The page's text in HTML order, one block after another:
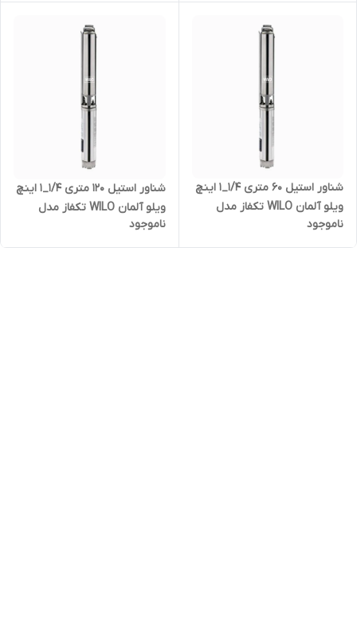
شناور استیل ۶۰ متری ۱/۴_۱ اینچ
ویلو آلمان WILO تکفاز مدل
فاز
ناموجود
شناور استیل ۱۲۰ متری ۱/۴_۱ اینچ
ویلو آلمان WILO تکفاز مدل
فاز
ناموجود